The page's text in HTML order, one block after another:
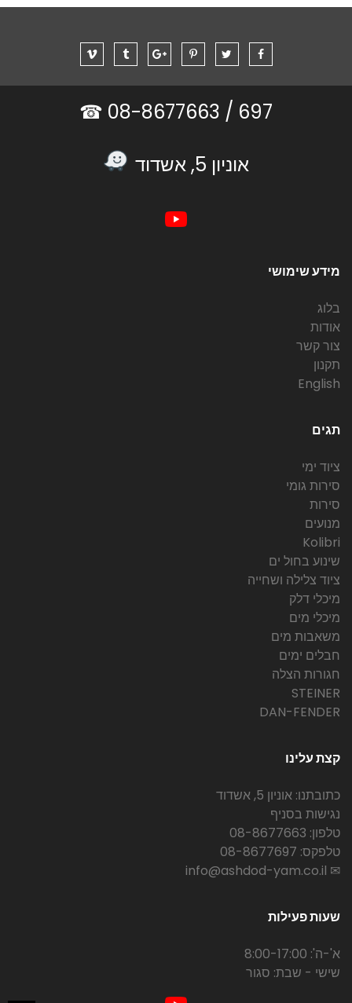
697 /
אוניון 5, אשדוד
מידע שימושי
בלוג
אודות
צור קשר
תקנון
English
תגים
ציוד ימי
סירות גומי
סירות
מנועים
Kolibri
שינוע בחול ים
ציוד צלילה ושחייה
מיכלי דלק
מיכלי מים
משאבות מים
חבלים ימים
חגורות הצלה
STEINER
DAN-FENDER
קצת עלינו
כתובתנו: אוניון 5, אשדוד
נגישות בסניף
טלפון: 08-8677663
טלפקס: 08-8677697
✉ info@ashdod-yam.co.il
שעות פעילות
א'-ה': 8:00-17:00
שישי - שבת: סגור